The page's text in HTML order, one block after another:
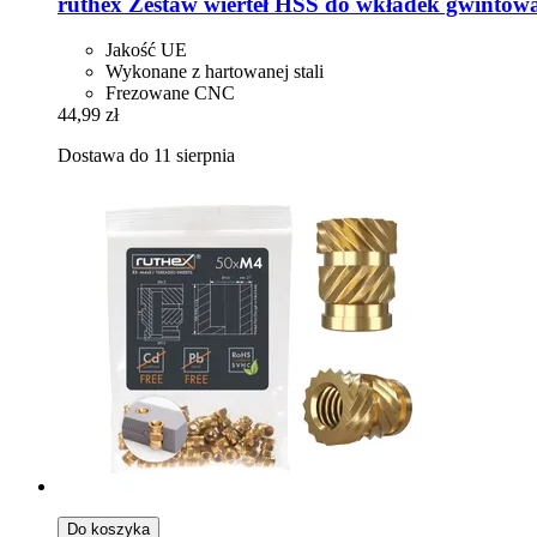
Jakość UE
Wykonane z hartowanej stali
Frezowane CNC
44,99 zł
Dostawa do 11 sierpnia
Do koszyka